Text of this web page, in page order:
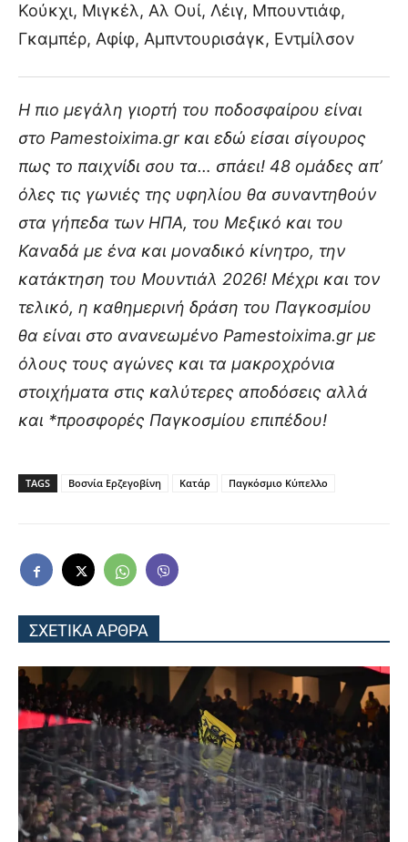
Κούκχι, Μιγκέλ, Αλ Ουί, Λέιγ, Μπουντιάφ,
Γκαμπέρ, Αφίφ, Αμπντουρισάγκ, Εντμίλσον
Η πιο μεγάλη γιορτή του ποδοσφαίρου είναι
στο Pamestoixima.gr και εδώ είσαι σίγουρος
πως το παιχνίδι σου τα… σπάει! 48 ομάδες απ’
όλες τις γωνιές της υφηλίου θα συναντηθούν
στα γήπεδα των ΗΠΑ, του Μεξικό και του
Καναδά με ένα και μοναδικό κίνητρο, την
κατάκτηση του Μουντιάλ 2026! Μέχρι και τον
τελικό, η καθημερινή δράση του Παγκοσμίου
θα είναι στο ανανεωμένο Pamestoixima.gr με
όλους τους αγώνες και τα μακροχρόνια
στοιχήματα στις καλύτερες αποδόσεις αλλά
και *προσφορές Παγκοσμίου επιπέδου!
TAGS Βοσνία Ερζεγοβίνη Κατάρ Παγκόσμιο Κύπελλο
ΣΧΕΤΙΚΑ ΑΡΘΡΑ